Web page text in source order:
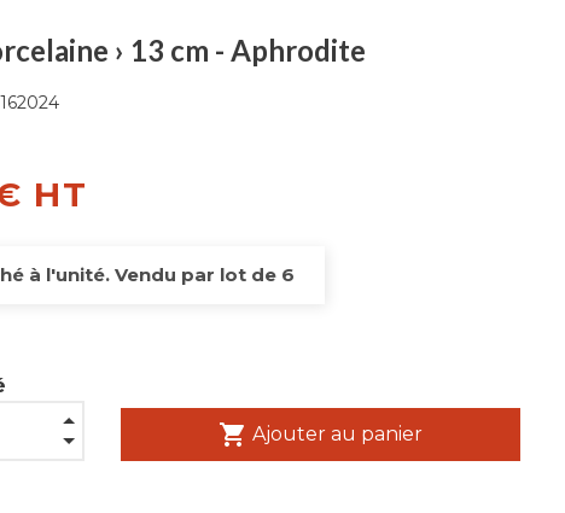
› 13 cm - Aphrodite
162024
HT
à l'unité. Vendu par lot de 6
shopping_cart Ajouter au panier